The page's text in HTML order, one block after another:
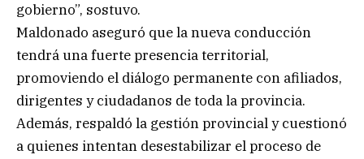
gobierno”, sostuvo.
Maldonado aseguró que la nueva conducción
tendrá una fuerte presencia territorial,
promoviendo el diálogo permanente con afiliados,
dirigentes y ciudadanos de toda la provincia.
Además, respaldó la gestión provincial y cuestionó
a quienes intentan desestabilizar el proceso de